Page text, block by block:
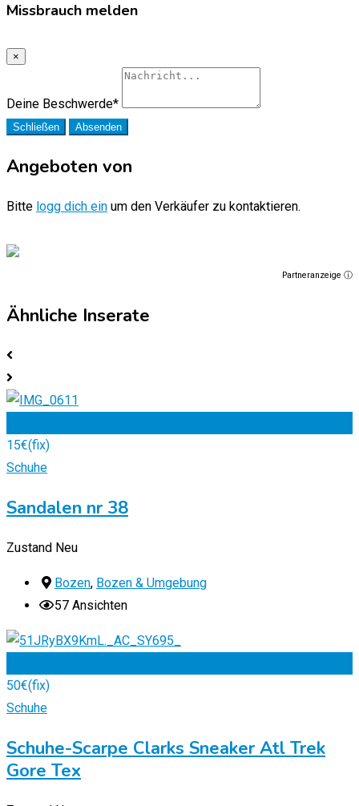
Missbrauch melden
×
Deine Beschwerde*
Schließen Absenden
Angeboten von
Bitte logg dich ein um den Verkäufer zu kontaktieren.
Partneranzeige ⓘ
Ähnliche Inserate
15€(fix)
Schuhe
Sandalen nr 38
Zustand Neu
Bozen, Bozen & Umgebung
57 Ansichten
50€(fix)
Schuhe
Schuhe-Scarpe Clarks Sneaker Atl Trek
Gore Tex